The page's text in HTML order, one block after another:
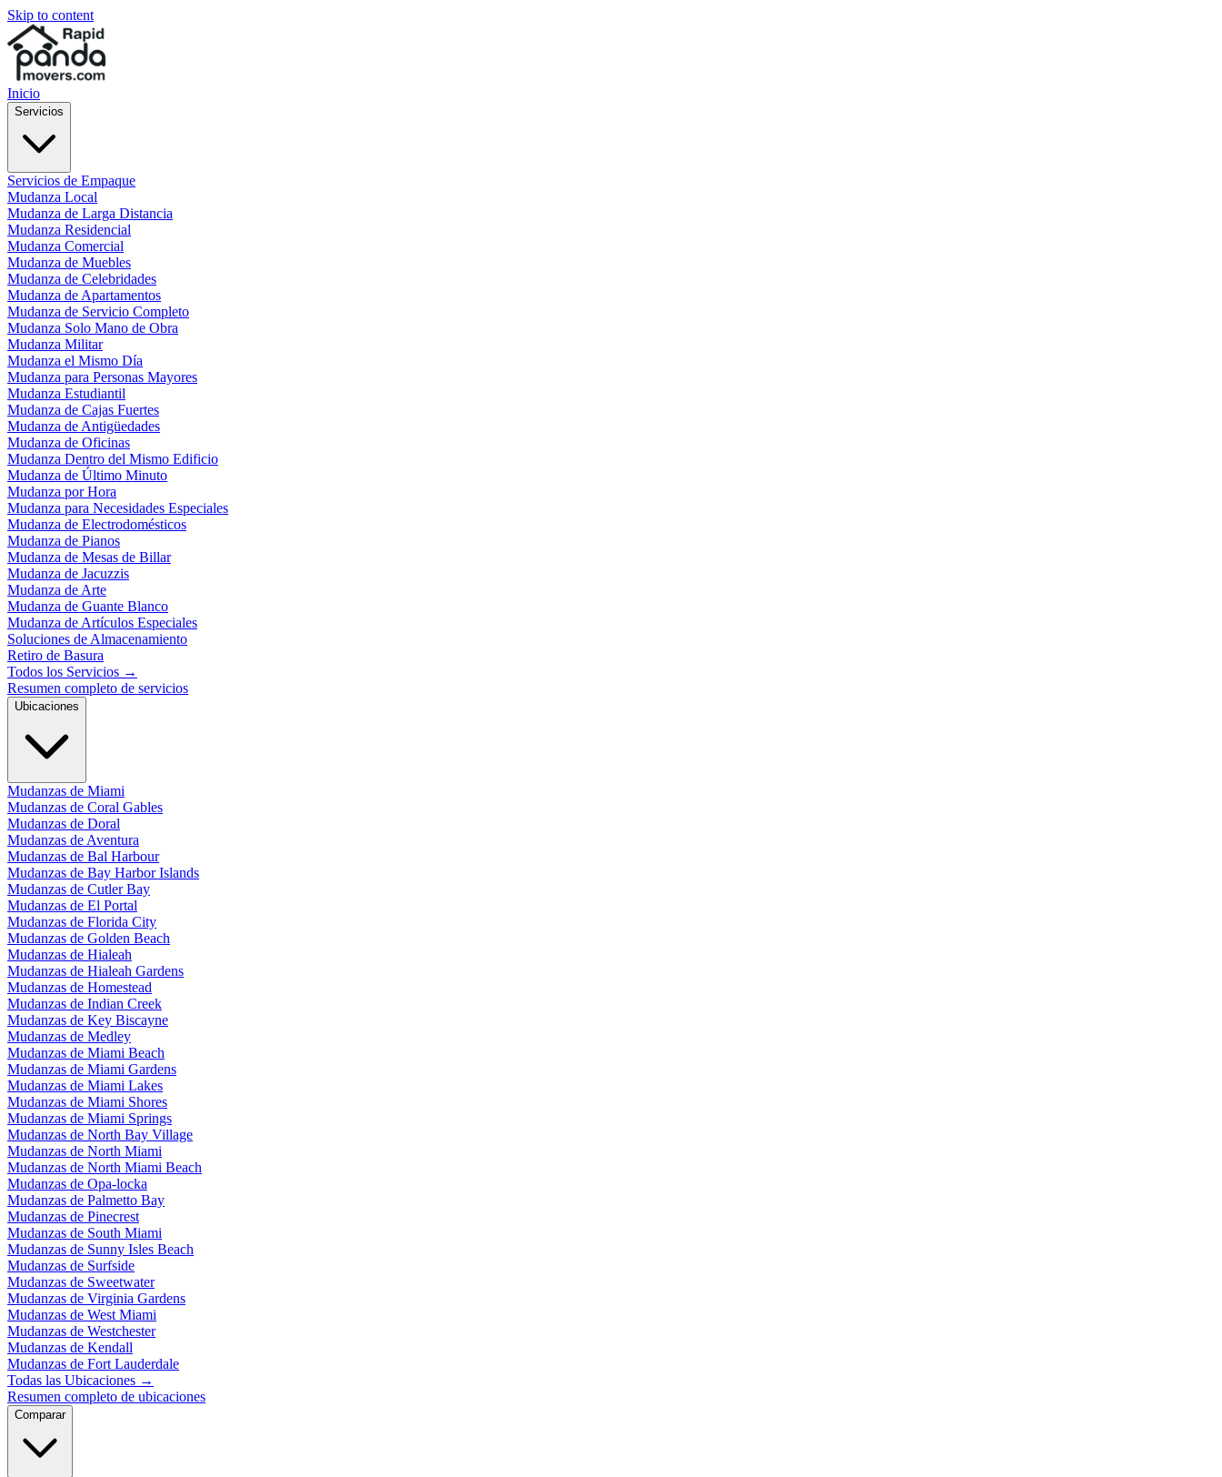
Skip to content
Inicio
Servicios
Servicios de Empaque
Mudanza Local
Mudanza de Larga Distancia
Mudanza Residencial
Mudanza Comercial
Mudanza de Muebles
Mudanza de Celebridades
Mudanza de Apartamentos
Mudanza de Servicio Completo
Mudanza Solo Mano de Obra
Mudanza Militar
Mudanza el Mismo Día
Mudanza para Personas Mayores
Mudanza Estudiantil
Mudanza de Cajas Fuertes
Mudanza de Antigüedades
Mudanza de Oficinas
Mudanza Dentro del Mismo Edificio
Mudanza de Último Minuto
Mudanza por Hora
Mudanza para Necesidades Especiales
Mudanza de Electrodomésticos
Mudanza de Pianos
Mudanza de Mesas de Billar
Mudanza de Jacuzzis
Mudanza de Arte
Mudanza de Guante Blanco
Mudanza de Artículos Especiales
Soluciones de Almacenamiento
Retiro de Basura
Todos los Servicios →
Resumen completo de servicios
Ubicaciones
Mudanzas de Miami
Mudanzas de Coral Gables
Mudanzas de Doral
Mudanzas de Aventura
Mudanzas de Bal Harbour
Mudanzas de Bay Harbor Islands
Mudanzas de Cutler Bay
Mudanzas de El Portal
Mudanzas de Florida City
Mudanzas de Golden Beach
Mudanzas de Hialeah
Mudanzas de Hialeah Gardens
Mudanzas de Homestead
Mudanzas de Indian Creek
Mudanzas de Key Biscayne
Mudanzas de Medley
Mudanzas de Miami Beach
Mudanzas de Miami Gardens
Mudanzas de Miami Lakes
Mudanzas de Miami Shores
Mudanzas de Miami Springs
Mudanzas de North Bay Village
Mudanzas de North Miami
Mudanzas de North Miami Beach
Mudanzas de Opa-locka
Mudanzas de Palmetto Bay
Mudanzas de Pinecrest
Mudanzas de South Miami
Mudanzas de Sunny Isles Beach
Mudanzas de Surfside
Mudanzas de Sweetwater
Mudanzas de Virginia Gardens
Mudanzas de West Miami
Mudanzas de Westchester
Mudanzas de Kendall
Mudanzas de Fort Lauderdale
Todas las Ubicaciones →
Resumen completo de ubicaciones
Comparar